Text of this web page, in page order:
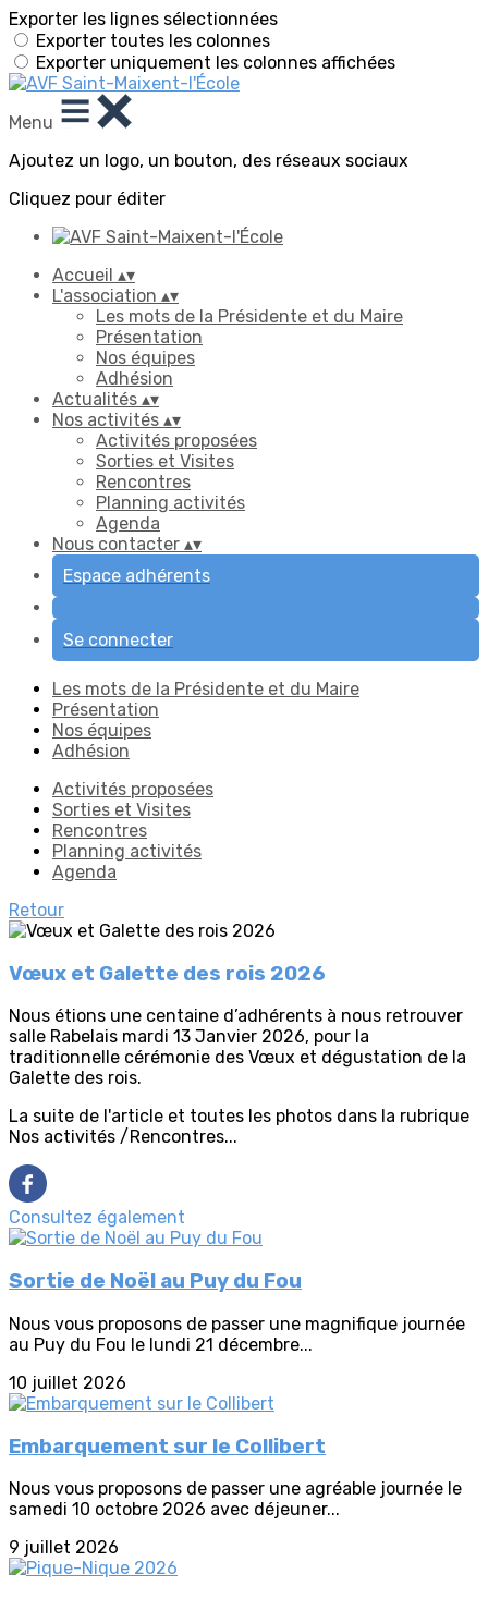
Exporter les lignes sélectionnées
Exporter toutes les colonnes
Exporter uniquement les colonnes affichées
Menu
Ajoutez un logo, un bouton, des réseaux sociaux
Cliquez pour éditer
Accueil ▴▾
L'association ▴▾
Les mots de la Présidente et du Maire
Présentation
Nos équipes
Adhésion
Actualités ▴▾
Nos activités ▴▾
Activités proposées
Sorties et Visites
Rencontres
Planning activités
Agenda
Nous contacter ▴▾
Espace adhérents
Se connecter
Les mots de la Présidente et du Maire
Présentation
Nos équipes
Adhésion
Activités proposées
Sorties et Visites
Rencontres
Planning activités
Agenda
Retour
Vœux et Galette des rois 2026
Nous étions une centaine d’adhérents à nous retrouver
salle Rabelais mardi 13 Janvier 2026, pour la
traditionnelle cérémonie des Vœux et dégustation de la
Galette des rois.
La suite de l'article et toutes les photos dans la rubrique
Nos activités /Rencontres...
Consultez également
Sortie de Noël au Puy du Fou
Nous vous proposons de passer une magnifique journée
au Puy du Fou le lundi 21 décembre...
10 juillet 2026
Embarquement sur le Collibert
Nous vous proposons de passer une agréable journée le
samedi 10 octobre 2026 avec déjeuner...
9 juillet 2026